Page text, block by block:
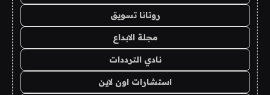
روتانا تسويق
مجلة الابداع
نادي الترددات
استشارات اون لاين